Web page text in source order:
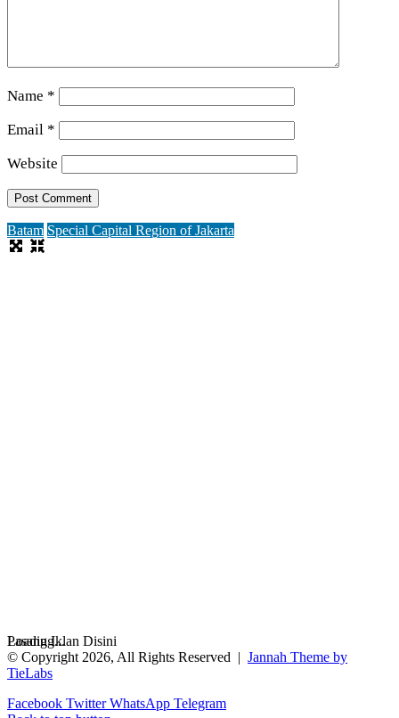
Name *
Email *
Website
Batam Special Capital Region of Jakarta
Loading...
Pasang Iklan Disini
© Copyright 2026, All Rights Reserved | Jannah Theme by
TieLabs
Facebook Twitter WhatsApp Telegram